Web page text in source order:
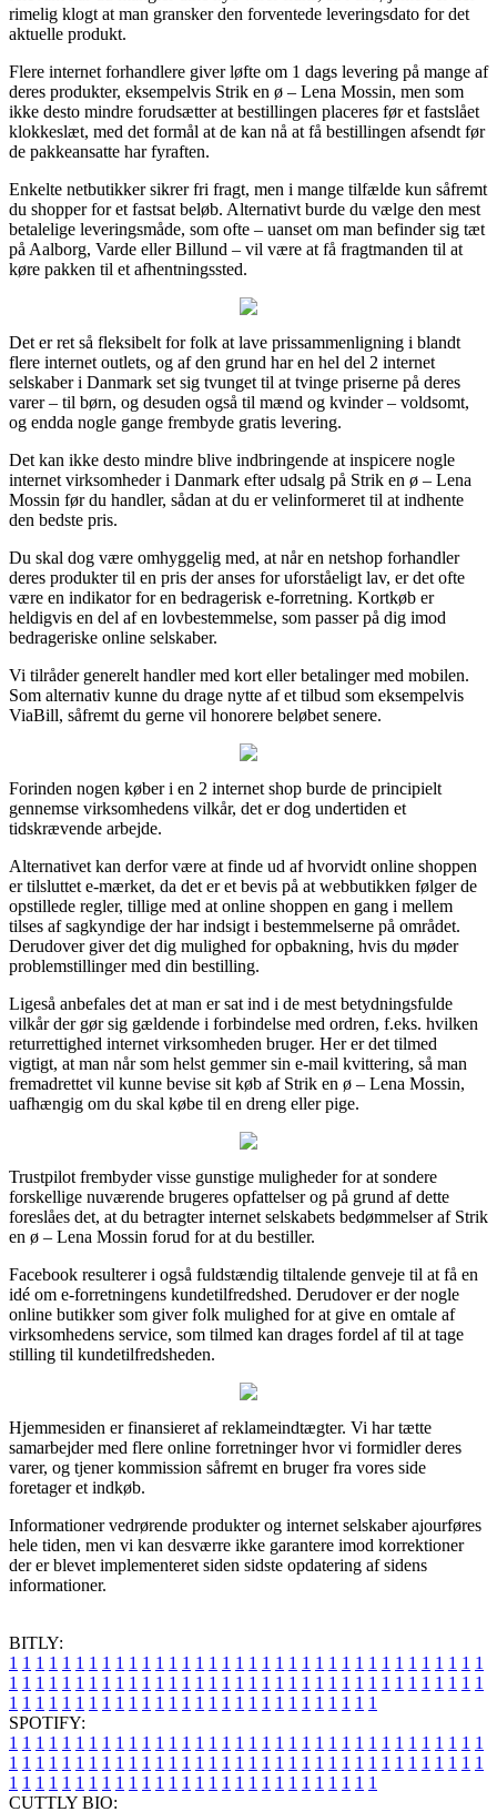
rimelig klogt at man gransker den forventede leveringsdato for det
aktuelle produkt.
Flere internet forhandlere giver løfte om 1 dags levering på mange af
deres produkter, eksempelvis Strik en ø – Lena Mossin, men som
ikke desto mindre forudsætter at bestillingen placeres før et fastslået
klokkeslæt, med det formål at de kan nå at få bestillingen afsendt før
de pakkeansatte har fyraften.
Enkelte netbutikker sikrer fri fragt, men i mange tilfælde kun såfremt
du shopper for et fastsat beløb. Alternativt burde du vælge den mest
betalelige leveringsmåde, som ofte – uanset om man befinder sig tæt
på Aalborg, Varde eller Billund – vil være at få fragtmanden til at
køre pakken til et afhentningssted.
Det er ret så fleksibelt for folk at lave prissammenligning i blandt
flere internet outlets, og af den grund har en hel del 2 internet
selskaber i Danmark set sig tvunget til at tvinge priserne på deres
varer – til børn, og desuden også til mænd og kvinder – voldsomt,
og endda nogle gange frembyde gratis levering.
Det kan ikke desto mindre blive indbringende at inspicere nogle
internet virksomheder i Danmark efter udsalg på Strik en ø – Lena
Mossin før du handler, sådan at du er velinformeret til at indhente
den bedste pris.
Du skal dog være omhyggelig med, at når en netshop forhandler
deres produkter til en pris der anses for uforståeligt lav, er det ofte
være en indikator for en bedragerisk e-forretning. Kortkøb er
heldigvis en del af en lovbestemmelse, som passer på dig imod
bedrageriske online selskaber.
Vi tilråder generelt handler med kort eller betalinger med mobilen.
Som alternativ kunne du drage nytte af et tilbud som eksempelvis
ViaBill, såfremt du gerne vil honorere beløbet senere.
Forinden nogen køber i en 2 internet shop burde de principielt
gennemse virksomhedens vilkår, det er dog undertiden et
tidskrævende arbejde.
Alternativet kan derfor være at finde ud af hvorvidt online shoppen
er tilsluttet e-mærket, da det er et bevis på at webbutikken følger de
opstillede regler, tillige med at online shoppen en gang i mellem
tilses af sagkyndige der har indsigt i bestemmelserne på området.
Derudover giver det dig mulighed for opbakning, hvis du møder
problemstillinger med din bestilling.
Ligeså anbefales det at man er sat ind i de mest betydningsfulde
vilkår der gør sig gældende i forbindelse med ordren, f.eks. hvilken
returrettighed internet virksomheden bruger. Her er det tilmed
vigtigt, at man når som helst gemmer sin e-mail kvittering, så man
fremadrettet vil kunne bevise sit køb af Strik en ø – Lena Mossin,
uafhængig om du skal købe til en dreng eller pige.
Trustpilot frembyder visse gunstige muligheder for at sondere
forskellige nuværende brugeres opfattelser og på grund af dette
foreslåes det, at du betragter internet selskabets bedømmelser af Strik
en ø – Lena Mossin forud for at du bestiller.
Facebook resulterer i også fuldstændig tiltalende genveje til at få en
idé om e-forretningens kundetilfredshed. Derudover er der nogle
online butikker som giver folk mulighed for at give en omtale af
virksomhedens service, som tilmed kan drages fordel af til at tage
stilling til kundetilfredsheden.
Hjemmesiden er finansieret af reklameindtægter. Vi har tætte
samarbejder med flere online forretninger hvor vi formidler deres
varer, og tjener kommission såfremt en bruger fra vores side
foretager et indkøb.
Informationer vedrørende produkter og internet selskaber ajourføres
hele tiden, men vi kan desværre ikke garantere imod korrektioner
der er blevet implementeret siden sidste opdatering af sidens
informationer.
BITLY:
1 1 1 1 1 1 1 1 1 1 1 1 1 1 1 1 1 1 1 1 1 1 1 1 1 1 1 1 1 1 1 1 1 1 1 1
1 1 1 1 1 1 1 1 1 1 1 1 1 1 1 1 1 1 1 1 1 1 1 1 1 1 1 1 1 1 1 1 1 1 1 1
1 1 1 1 1 1 1 1 1 1 1 1 1 1 1 1 1 1 1 1 1 1 1 1 1 1 1 1
SPOTIFY:
1 1 1 1 1 1 1 1 1 1 1 1 1 1 1 1 1 1 1 1 1 1 1 1 1 1 1 1 1 1 1 1 1 1 1 1
1 1 1 1 1 1 1 1 1 1 1 1 1 1 1 1 1 1 1 1 1 1 1 1 1 1 1 1 1 1 1 1 1 1 1 1
1 1 1 1 1 1 1 1 1 1 1 1 1 1 1 1 1 1 1 1 1 1 1 1 1 1 1 1
CUTTLY BIO: